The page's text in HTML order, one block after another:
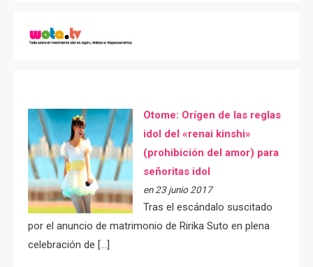
Otome: Orígen de las reglas
idol del «renai kinshi»
(prohibición del amor) para
señoritas idol
en 23 junio 2017
Tras el escándalo suscitado
por el anuncio de matrimonio de Ririka Suto en plena
celebración de […]